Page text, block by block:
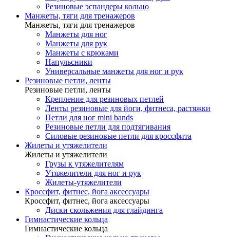
Резиновые эспандеры кольцо
Манжеты, тяги для тренажеров
Манжеты, тяги для тренажеров
Манжеты для ног
Манжеты для рук
Манжеты с крюками
Напульсники
Универсальные манжеты для ног и рук
Резиновые петли, ленты
Резиновые петли, ленты
Крепление для резиновых петлей
Ленты резиновые для йоги, фитнеса, растяжки
Петли для ног mini bands
Резиновые петли для подтягивания
Силовые резиновые петли для кроссфита
Жилеты и утяжелители
Жилеты и утяжелители
Грузы к утяжелителям
Утяжелители для ног и рук
Жилеты-утяжелители
Кроссфит, фитнес, йога аксессуары
Кроссфит, фитнес, йога аксессуары
Диски скольжения для глайдинга
Гимнастические кольца
Гимнастические кольца